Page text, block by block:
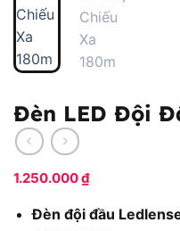
Đèn LED Đội
1.250.000₫
Đèn đội đầu